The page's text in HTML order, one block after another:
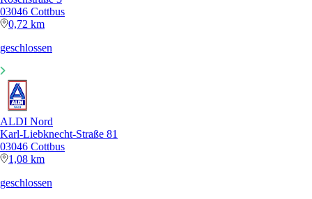
03046 Cottbus
0,72 km
geschlossen
ALDI Nord
Karl-Liebknecht-Straße 81
03046 Cottbus
1,08 km
geschlossen